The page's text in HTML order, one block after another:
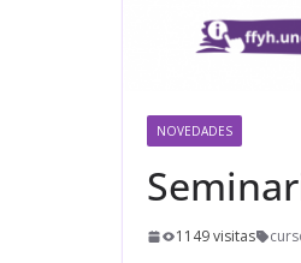
NOVEDADES
1149 visitas